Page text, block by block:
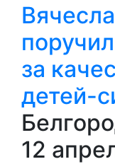
за
детей-
12